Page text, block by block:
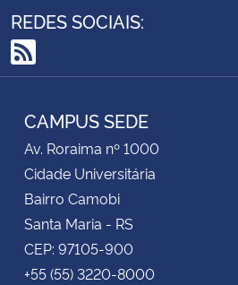
REDES SOCIAIS:
RSS
CAMPUS SEDE
Av. Roraima nº 1000
Cidade Universitária
Bairro Camobi
Santa Maria - RS
CEP: 97105-900
+55 (55) 3220-8000